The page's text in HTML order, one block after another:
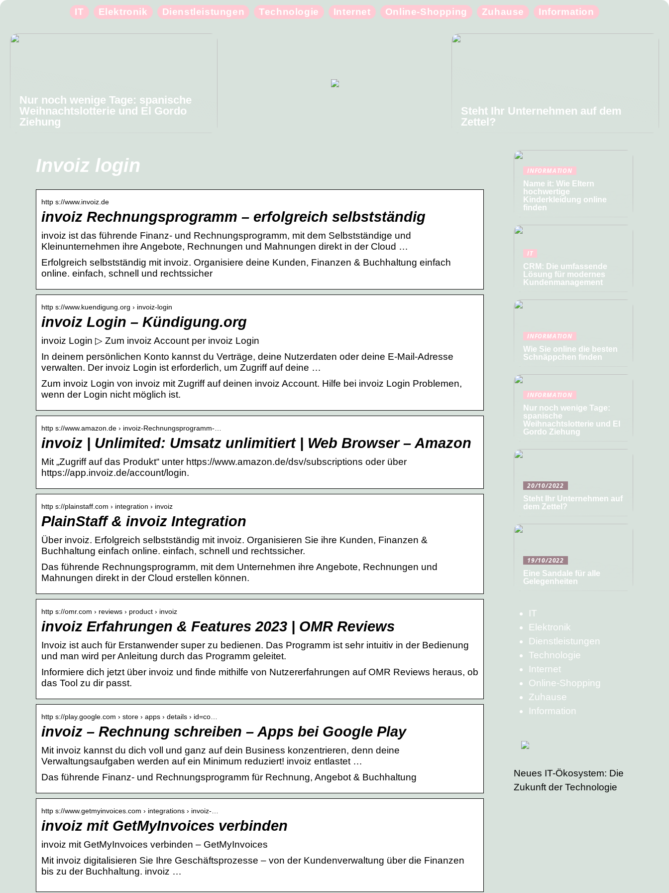
IT Elektronik Dienstleistungen Technologie Internet Online-Shopping Zuhause Information
Nur noch wenige Tage: spanische
Weihnachtslotterie und El Gordo
Ziehung
Steht Ihr Unternehmen auf dem
Zettel?
Invoiz login
http s://www.invoiz.de
invoiz Rechnungsprogramm – erfolgreich selbstständig
invoiz ist das führende Finanz- und Rechnungsprogramm, mit dem Selbstständige und
Kleinunternehmen ihre Angebote, Rechnungen und Mahnungen direkt in der Cloud …
Erfolgreich selbstständig mit invoiz. Organisiere deine Kunden, Finanzen & Buchhaltung einfach
online. einfach, schnell und rechtssicher
http s://www.kuendigung.org › invoiz-login
invoiz Login – Kündigung.org
invoiz Login ▷ Zum invoiz Account per invoiz Login
In deinem persönlichen Konto kannst du Verträge, deine Nutzerdaten oder deine E-Mail-Adresse
verwalten. Der invoiz Login ist erforderlich, um Zugriff auf deine …
Zum invoiz Login von invoiz mit Zugriff auf deinen invoiz Account. Hilfe bei invoiz Login Problemen,
wenn der Login nicht möglich ist.
http s://www.amazon.de › invoiz-Rechnungsprogramm-…
invoiz | Unlimited: Umsatz unlimitiert | Web Browser – Amazon
Mit „Zugriff auf das Produkt“ unter https://www.amazon.de/dsv/subscriptions oder über
https://app.invoiz.de/account/login.
http s://plainstaff.com › integration › invoiz
PlainStaff & invoiz Integration
Über invoiz. Erfolgreich selbstständig mit invoiz. Organisieren Sie ihre Kunden, Finanzen &
Buchhaltung einfach online. einfach, schnell und rechtssicher.
Das führende Rechnungsprogramm, mit dem Unternehmen ihre Angebote, Rechnungen und
Mahnungen direkt in der Cloud erstellen können.
http s://omr.com › reviews › product › invoiz
invoiz Erfahrungen & Features 2023 | OMR Reviews
Invoiz ist auch für Erstanwender super zu bedienen. Das Programm ist sehr intuitiv in der Bedienung
und man wird per Anleitung durch das Programm geleitet.
Informiere dich jetzt über invoiz und finde mithilfe von Nutzererfahrungen auf OMR Reviews heraus, ob
das Tool zu dir passt.
http s://play.google.com › store › apps › details › id=co…
invoiz – Rechnung schreiben – Apps bei Google Play
Mit invoiz kannst du dich voll und ganz auf dein Business konzentrieren, denn deine
Verwaltungsaufgaben werden auf ein Minimum reduziert! invoiz entlastet …
Das führende Finanz- und Rechnungsprogramm für Rechnung, Angebot & Buchhaltung
http s://www.getmyinvoices.com › integrations › invoiz-…
invoiz mit GetMyInvoices verbinden
invoiz mit GetMyInvoices verbinden – GetMyInvoices
Mit invoiz digitalisieren Sie Ihre Geschäftsprozesse – von der Kundenverwaltung über die Finanzen
bis zu der Buchhaltung. invoiz …
INFORMATION
Name it: Wie Eltern
hochwertige
Kinderkleidung online
finden
IT
CRM: Die umfassende
Lösung für modernes
Kundenmanagement
INFORMATION
Wie Sie online die besten
Schnäppchen finden
INFORMATION
Nur noch wenige Tage:
spanische
Weihnachtslotterie und El
Gordo Ziehung
20/10/2022
Steht Ihr Unternehmen auf
dem Zettel?
19/10/2022
Eine Sandale für alle
Gelegenheiten
IT
Elektronik
Dienstleistungen
Technologie
Internet
Online-Shopping
Zuhause
Information
Neues IT-Ökosystem: Die
Zukunft der Technologie